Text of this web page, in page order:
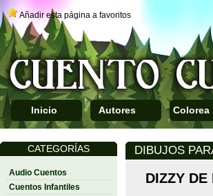
Añadir esta página a favoritos
Inicio Autores Colorea
CATEGORÍAS
Audio Cuentos
Cuentos Infantiles
DIBUJOS
DIZZY DE